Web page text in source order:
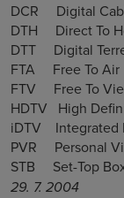
DCR Digital
DTH Direct To
DTT Digital
FTA Free To Air
FTV Free To
HDTV High
iDTV Integrated
PVR Personal
STB Set-Top
29. 7. 2004